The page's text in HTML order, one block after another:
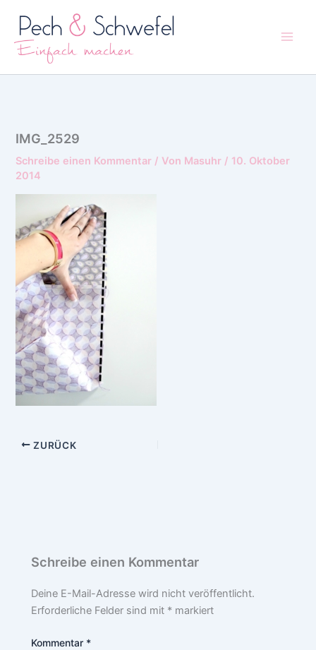
Inhalt
springen
IMG_2529
Schreibe einen Kommentar / Von Masuhr / 10. Oktober
2014
ZURÜCK
Schreibe einen Kommentar
Deine E-Mail-Adresse wird nicht veröffentlicht.
Erforderliche Felder sind mit * markiert
Kommentar *